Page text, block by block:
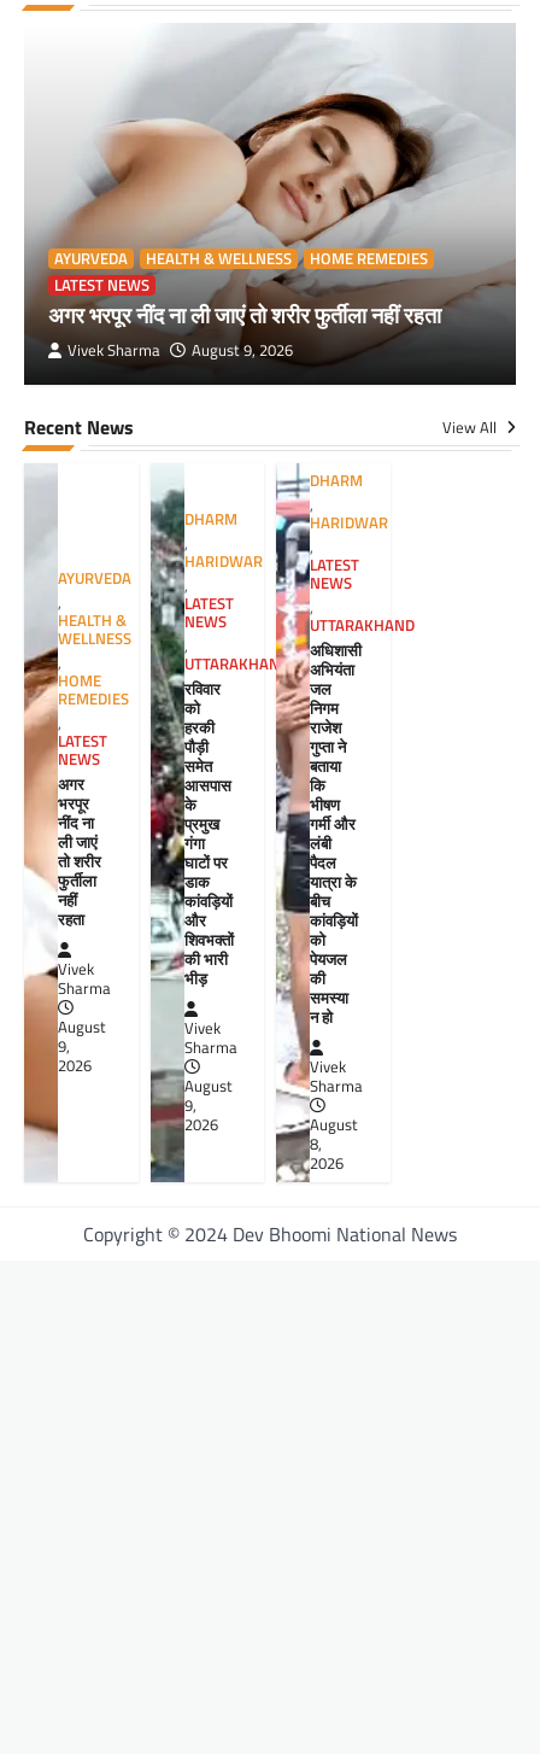
AYURVEDA HEALTH & WELLNESS
HOME REMEDIES
LATEST NEWS
अगर भरपूर नींद ना ली जाएं तो शरीर फुर्तीला नहीं रहता
Vivek Sharma August 9, 2026
Recent News View All
AYURVEDA
,
HEALTH &
WELLNESS
,
HOME
REMEDIES
,
LATEST
NEWS
अगर
भरपूर
नींद ना
ली जाएं
तो शरीर
फुर्तीला
नहीं
रहता
Vivek
Sharma
August
9,
2026
DHARM
,
HARIDWAR
,
LATEST
NEWS
,
UTTARAKHAND
रविवार
को
हरकी
पौड़ी
समेत
आसपास
के
प्रमुख
गंगा
घाटों पर
डाक
कांवड़ियों
और
शिवभक्तों
की भारी
भीड़
Vivek
Sharma
August
9,
2026
DHARM
,
HARIDWAR
,
LATEST
NEWS
,
UTTARAKHAND
अधिशासी
अभियंता
जल
निगम
राजेश
गुप्ता ने
बताया
कि
भीषण
गर्मी और
लंबी
पैदल
यात्रा के
बीच
कांवड़ियों
को
पेयजल
की
समस्या
न हो
Vivek
Sharma
August
8,
2026
Copyright © 2024 Dev Bhoomi National News